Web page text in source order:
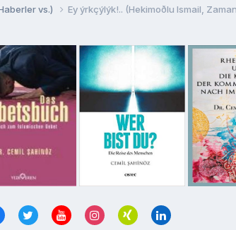
vs.) Ey ýrkçýlýk!.. (Hekimoðlu Ismail,